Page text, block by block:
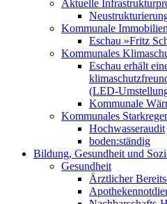
Aktuelle
Kommunale
Eschau »Fritz
Kommunales
Eschau erhält
(LED-
Kommunale
Kommunales
Hochwasseraudit
boden:ständig
Bildung, Gesundheit und
Gesundheit
Ärztlicher